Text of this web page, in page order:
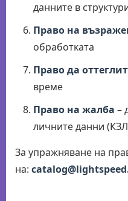
данните в
Право на
обработката
Право да
време
Право на жалба –
личните данни
За упражняване на
на: